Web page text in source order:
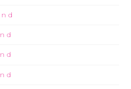
n d
n d
n d
n d